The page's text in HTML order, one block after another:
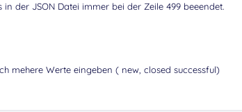
der JSON Datei immer bei der Zeile 499 beeendet.
mehere Werte eingeben ( new, closed successful)